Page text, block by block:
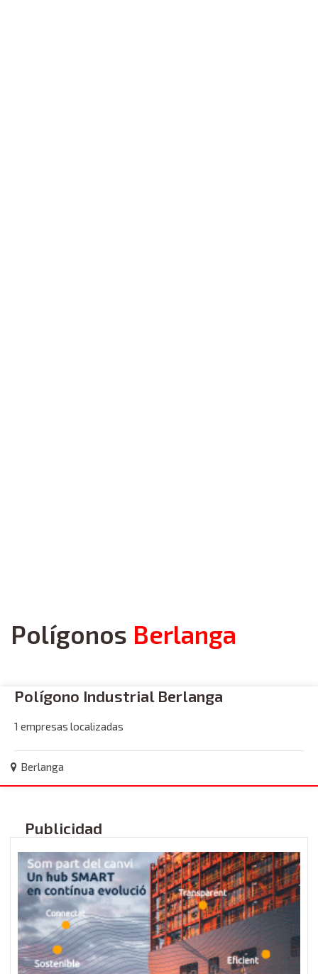
Polígonos Berlanga
Polígono Industrial Berlanga
1 empresas localizadas
Berlanga
Publicidad